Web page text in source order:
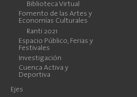
Biblioteca Virtual
Fomento de las Artes y
Economías Culturales
Ranti 2021
Espacio Público, Ferias y
Festivales
Investigación
Cuenca Activa y
Deportiva
Ejes